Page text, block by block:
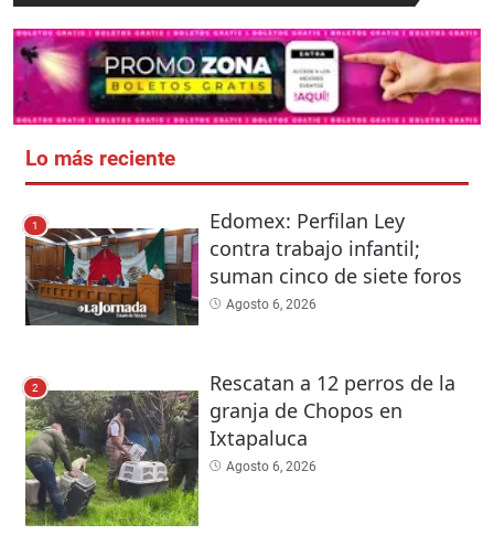
Lo más reciente
1
Edomex: Perfilan Ley
contra trabajo infantil;
suman cinco de siete foros
Agosto 6, 2026
2
Rescatan a 12 perros de la
granja de Chopos en
Ixtapaluca
Agosto 6, 2026